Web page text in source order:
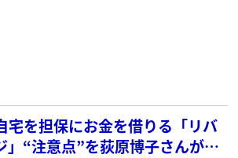
宅を担保にお金を借りる「リバ
」“注意点”を荻原博子さんが指